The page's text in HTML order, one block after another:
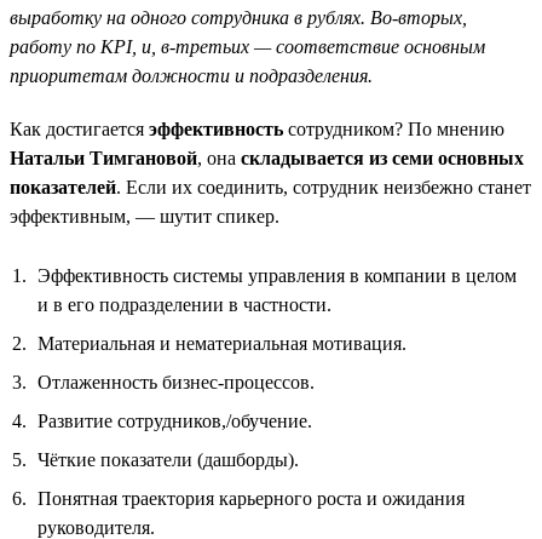
выработку на одного сотрудника в рублях. Во-вторых,
работу по KPI, и, в-третьих — соответствие основным
приоритетам должности и подразделения.
Как достигается эффективность сотрудником? По мнению
Натальи Тимгановой, она складывается из семи основных
показателей. Если их соединить, сотрудник неизбежно станет
эффективным, — шутит спикер.
Эффективность системы управления в компании в целом
и в его подразделении в частности.
Материальная и нематериальная мотивация.
Отлаженность бизнес-процессов.
Развитие сотрудников,/обучение.
Чёткие показатели (дашборды).
Понятная траектория карьерного роста и ожидания
руководителя.